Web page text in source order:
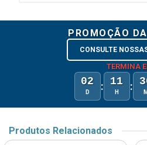
PROMOÇÃO
CONSULTE
TERMINA
02
D : 11
H : M
Produtos Relacionados